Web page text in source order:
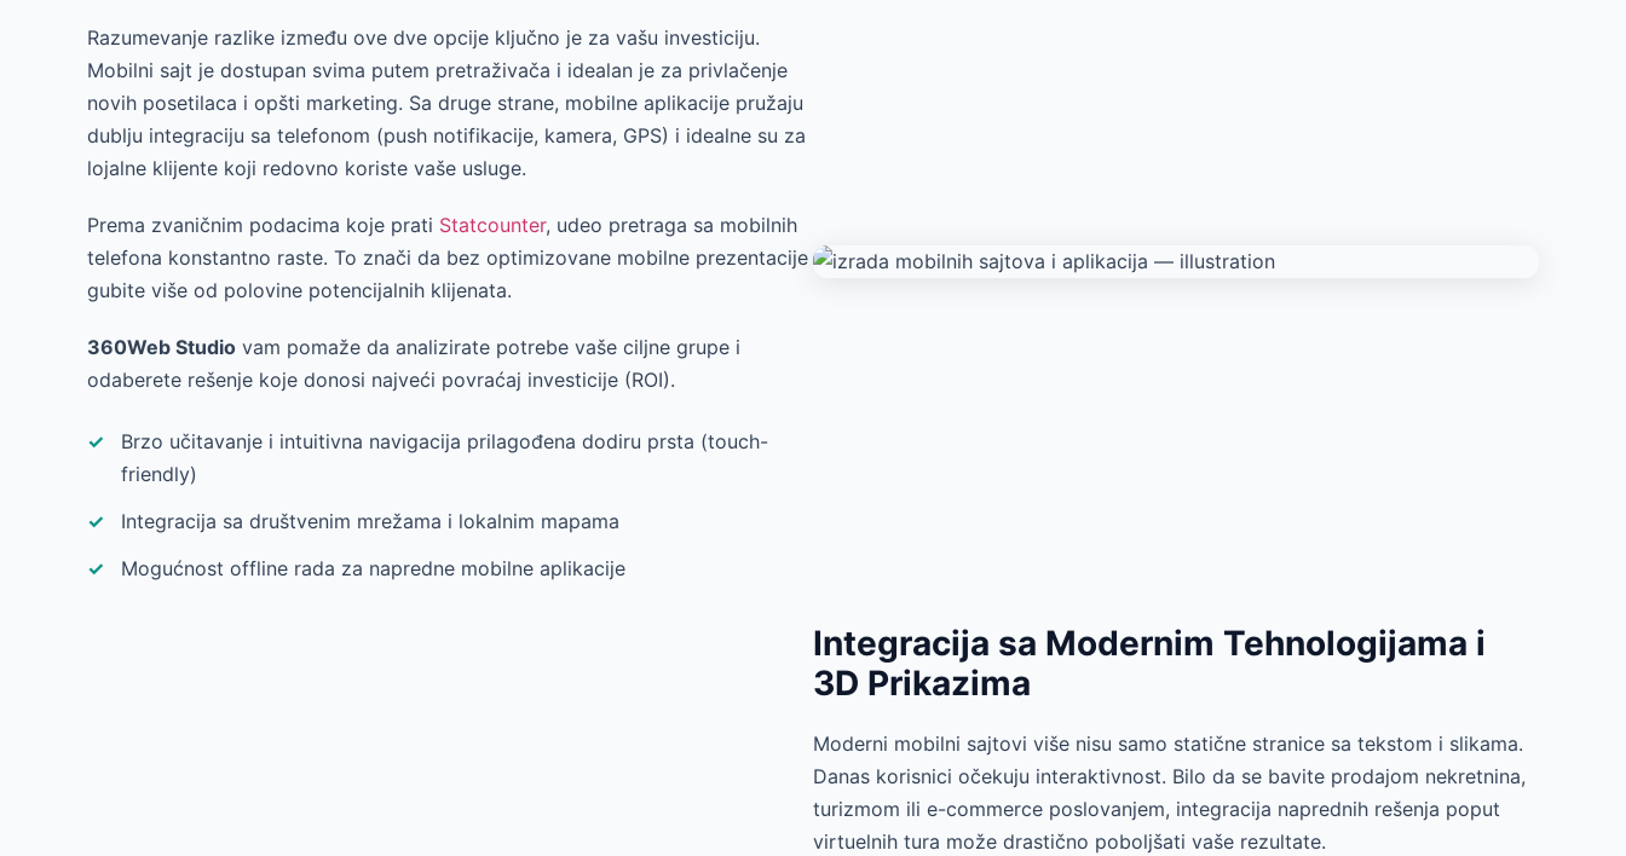
Razumevanje razlike između ove dve opcije ključno je za vašu investiciju.
Mobilni sajt je dostupan svima putem pretraživača i idealan je za privlačenje
novih posetilaca i opšti marketing. Sa druge strane, mobilne aplikacije pružaju
dublju integraciju sa telefonom (push notifikacije, kamera, GPS) i idealne su za
lojalne klijente koji redovno koriste vaše usluge.
Prema zvaničnim podacima koje prati Statcounter, udeo pretraga sa mobilnih
telefona konstantno raste. To znači da bez optimizovane mobilne prezentacije
gubite više od polovine potencijalnih klijenata.
360Web Studio vam pomaže da analizirate potrebe vaše ciljne grupe i
odaberete rešenje koje donosi najveći povraćaj investicije (ROI).
Brzo učitavanje i intuitivna navigacija prilagođena dodiru prsta (touch-
friendly)
Integracija sa društvenim mrežama i lokalnim mapama
Mogućnost offline rada za napredne mobilne aplikacije
Integracija sa Modernim Tehnologijama i
3D Prikazima
Moderni mobilni sajtovi više nisu samo statične stranice sa tekstom i slikama.
Danas korisnici očekuju interaktivnost. Bilo da se bavite prodajom nekretnina,
turizmom ili e-commerce poslovanjem, integracija naprednih rešenja poput
virtuelnih tura može drastično poboljšati vaše rezultate.